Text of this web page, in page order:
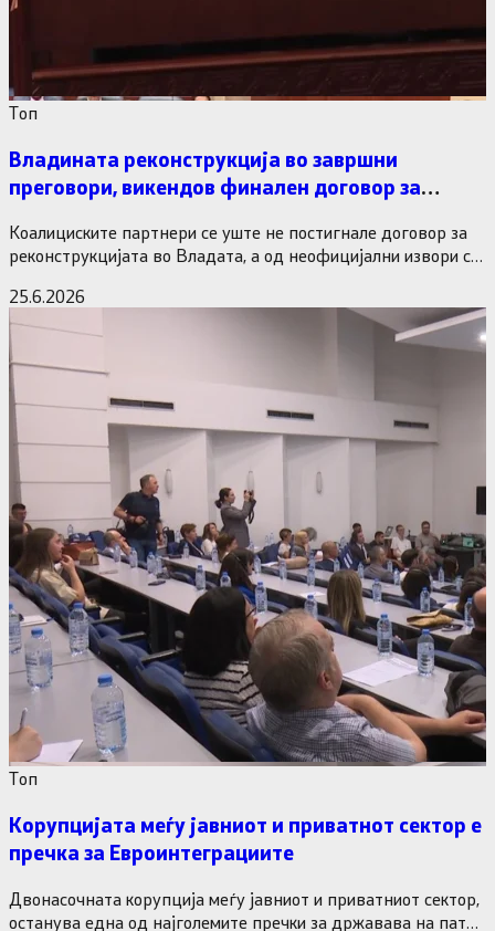
Tоп
Владината реконструкција во завршни
преговори, викендов финален договор за
Коалициските партнери се уште не постигнале договор за
реконструкцијата во Владата, а од неофицијални извори се
25.6.2026
Tоп
Корупцијата меѓу јавниот и приватнот сектор е
пречка за Евроинтеграциите
Двонасочната корупција меѓу јавниот и приватниот сектор,
останува една од најголемите пречки за државава на патот